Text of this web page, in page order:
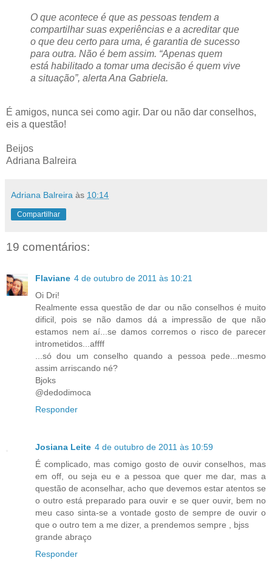
O que acontece é que as pessoas tendem a
compartilhar suas experiências e a acreditar que
o que deu certo para uma, é garantia de sucesso
para outra. Não é bem assim. “Apenas quem
está habilitado a tomar uma decisão é quem vive
a situação”, alerta Ana Gabriela.
É amigos, nunca sei como agir. Dar ou não dar conselhos,
eis a questão!
Beijos
Adriana Balreira
Adriana Balreira às 10:14
Compartilhar
19 comentários:
Flaviane 4 de outubro de 2011 às 10:21
Oi Dri!
Realmente essa questão de dar ou não conselhos é muito
dificil, pois se não damos dá a impressão de que não
estamos nem aí...se damos corremos o risco de parecer
intrometidos...affff
...só dou um conselho quando a pessoa pede...mesmo
assim arriscando né?
Bjoks
@dedodimoca
Responder
Josiana Leite 4 de outubro de 2011 às 10:59
É complicado, mas comigo gosto de ouvir conselhos, mas
em off, ou seja eu e a pessoa que quer me dar, mas a
questão de aconselhar, acho que devemos estar atentos se
o outro está preparado para ouvir e se quer ouvir, bem no
meu caso sinta-se a vontade gosto de sempre de ouvir o
que o outro tem a me dizer, a prendemos sempre , bjss
grande abraço
Responder